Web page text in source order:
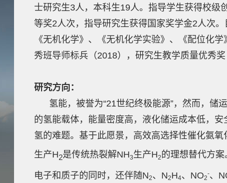
士研究生3人，本科生19人。指导学生获得校级
等奖2人次，指导研究生获得国家奖学金2人次
《无机化学》、《无机化学实验》、《配位化
秀班导师标兵（2018），研究生教学质量优秀
研究方向：
氢能，被誉为“21世纪终极能源”，然而，储
的氢能载体，能量密度高，液化储运成本低，安
氢的难题。基于此愿景，高效高选择性催化氨
生产H2是传统热裂解NH3生产H2的理想替代方
电子和质子的同时，还伴随N2、N2H4、NO2
-、